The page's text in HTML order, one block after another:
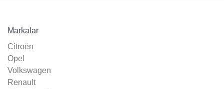
Markalar
Citroën
Opel
Volkswagen
Renault